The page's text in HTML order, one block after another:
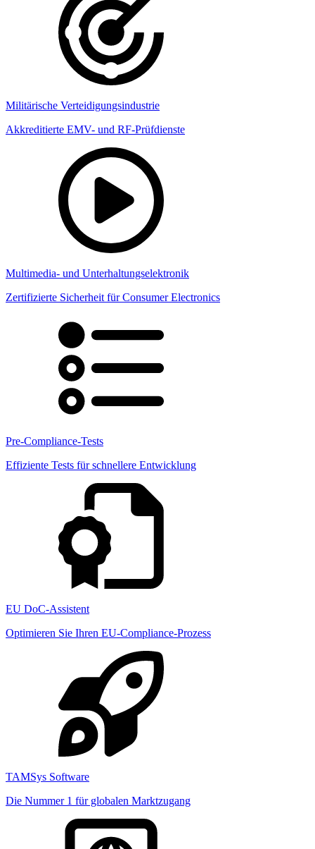
Militärische Verteidigungsindustrie
Akkreditierte EMV- und RF-Prüfdienste
Multimedia- und Unterhaltungselektronik
Zertifizierte Sicherheit für Consumer Electronics
Pre-Compliance-Tests
Effiziente Tests für schnellere Entwicklung
EU DoC-Assistent
Optimieren Sie Ihren EU-Compliance-Prozess
TAMSys Software
Die Nummer 1 für globalen Marktzugang